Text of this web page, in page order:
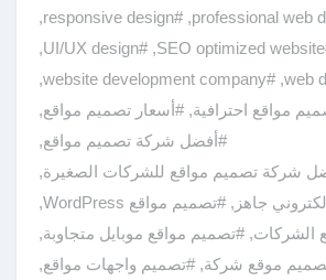
,
#responsive design
,
,
#UI/UX design
,
,
#website development company
,
مواقع احترافية,#أسعار تصميم مواقع,
#أفضل شركة تصميم مواقع,
شركة تصميم مواقع للشركات الصغيرة,
جاهز ,#تصميم مواقع WordPress
,
الشركات,#تصميم مواقع موبايل متجاوبة,
موقع شركة,#تصميم واجهات مواقع,